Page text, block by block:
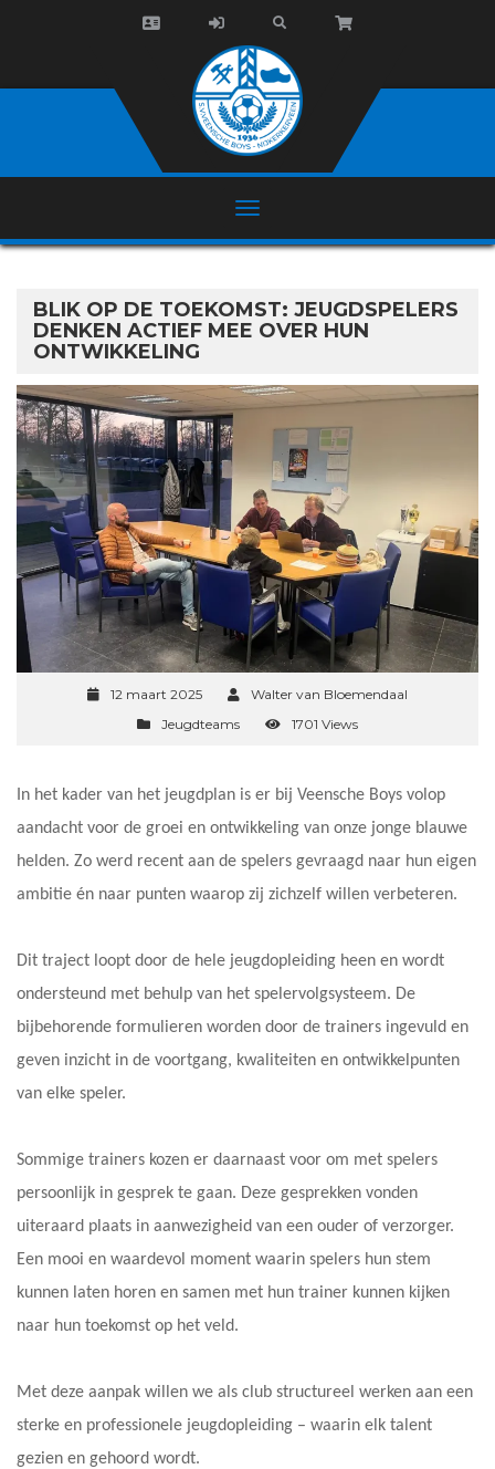
BLIK OP DE TOEKOMST: JEUGDSPELERS
DENKEN ACTIEF MEE OVER HUN
ONTWIKKELING
12 maart 2025
Walter van Bloemendaal
Jeugdteams
1701 Views
In het kader van het jeugdplan is er bij Veensche Boys volop
aandacht voor de groei en ontwikkeling van onze jonge blauwe
helden. Zo werd recent aan de spelers gevraagd naar hun eigen
ambitie én naar punten waarop zij zichzelf willen verbeteren.
Dit traject loopt door de hele jeugdopleiding heen en wordt
ondersteund met behulp van het spelervolgsysteem. De
bijbehorende formulieren worden door de trainers ingevuld en
geven inzicht in de voortgang, kwaliteiten en ontwikkelpunten
van elke speler.
Sommige trainers kozen er daarnaast voor om met spelers
persoonlijk in gesprek te gaan. Deze gesprekken vonden
uiteraard plaats in aanwezigheid van een ouder of verzorger.
Een mooi en waardevol moment waarin spelers hun stem
kunnen laten horen en samen met hun trainer kunnen kijken
naar hun toekomst op het veld.
Met deze aanpak willen we als club structureel werken aan een
sterke en professionele jeugdopleiding – waarin elk talent
gezien en gehoord wordt.